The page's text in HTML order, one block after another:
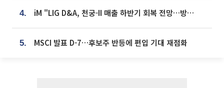
4. iM "LIG D&A, 천궁-II 매출 하반기 회복 전망…방산 톱픽 유지"
5. MSCI 발표 D-7…후보주 반등에 편입 기대 재점화